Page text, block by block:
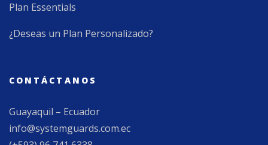
Plan Essentials
¿Deseas un Plan Personalizado?
CONTÁCTANOS
Guayaquil – Ecuador
info@systemguards.com.ec